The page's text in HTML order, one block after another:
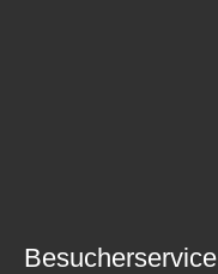
Besucherservice